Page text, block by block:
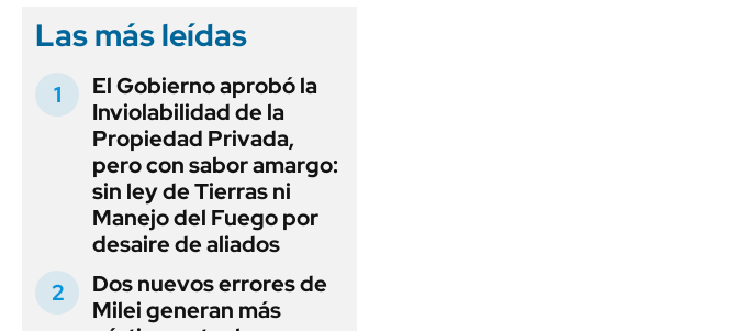
Las más leídas
El Gobierno aprobó la
Inviolabilidad de la
Propiedad Privada,
pero con sabor amargo:
sin ley de Tierras ni
Manejo del Fuego por
desaire de aliados
Dos nuevos errores de
Milei generan más